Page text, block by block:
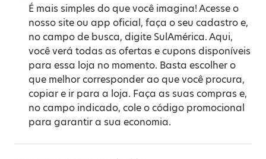
É mais simples do que você imagina! Acesse o
nosso site ou app oficial, faça o seu cadastro e,
no campo de busca, digite SulAmérica. Aqui,
você verá todas as ofertas e cupons disponíveis
para essa loja no momento. Basta escolher o
que melhor corresponder ao que você procura,
copiar e ir para a loja. Faça as suas compras e,
no campo indicado, cole o código promocional
para garantir a sua economia.